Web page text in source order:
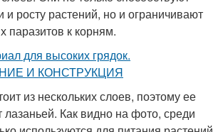
росту растений, но и ограничивают
паразитов к корням.
из нескольких слоев, поэтому ее
лазаньей. Как видно на фото, среди